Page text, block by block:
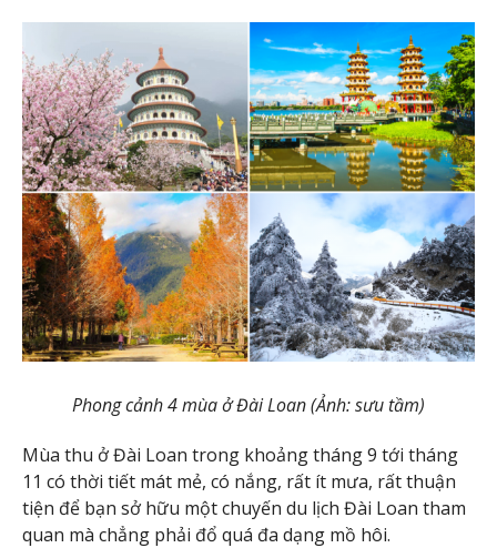
Phong cảnh 4 mùa ở Đài Loan (Ảnh: sưu tầm)
Mùa thu ở Đài Loan trong khoảng tháng 9 tới tháng
11 có thời tiết mát mẻ, có nắng, rất ít mưa, rất thuận
tiện để bạn sở hữu một chuyến du lịch Đài Loan tham
quan mà chẳng phải đổ quá đa dạng mồ hôi.